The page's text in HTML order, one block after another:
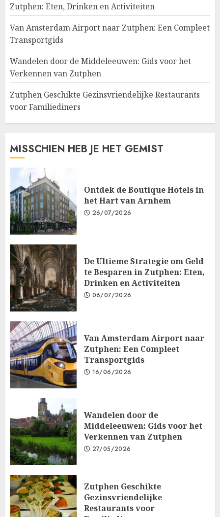
Zutphen: Eten, Drinken en Activiteiten
Van Amsterdam Airport naar Zutphen: Een Compleet
Transportgids
Wandelen door de Middeleeuwen: Gids voor het
Verkennen van Zutphen
Zutphen Geschikte Gezinsvriendelijke Restaurants
voor Familiediners
MISSCHIEN HEB JE HET GEMIST
Ontdek de Boutique Hotels in
het Hart van Arnhem
26/07/2026
De Ultieme Strategie om Geld
te Besparen in Zutphen: Eten,
Drinken en Activiteiten
06/07/2026
Van Amsterdam Airport naar
Zutphen: Een Compleet
Transportgids
16/06/2026
Wandelen door de
Middeleeuwen: Gids voor het
Verkennen van Zutphen
27/05/2026
Zutphen Geschikte
Gezinsvriendelijke
Restaurants voor